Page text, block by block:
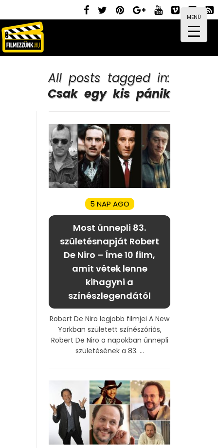
MENÜ
All posts tagged in:
Csak egy kis pánik
5 NAP AGO
Most ünnepli 83.
születésnapját Robert
De Niro – Íme 10 film,
amit vétek lenne
kihagyni a
színészlegendától
Robert De Niro legjobb filmjei A New
Yorkban született színészóriás,
Robert De Niro a napokban ünnepli
születésének a 83. ...